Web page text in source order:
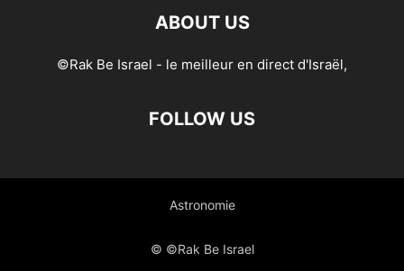
ABOUT US
©Rak Be Israel - le meilleur en direct d'Israël,
FOLLOW US
Astronomie
© ©Rak Be Israel